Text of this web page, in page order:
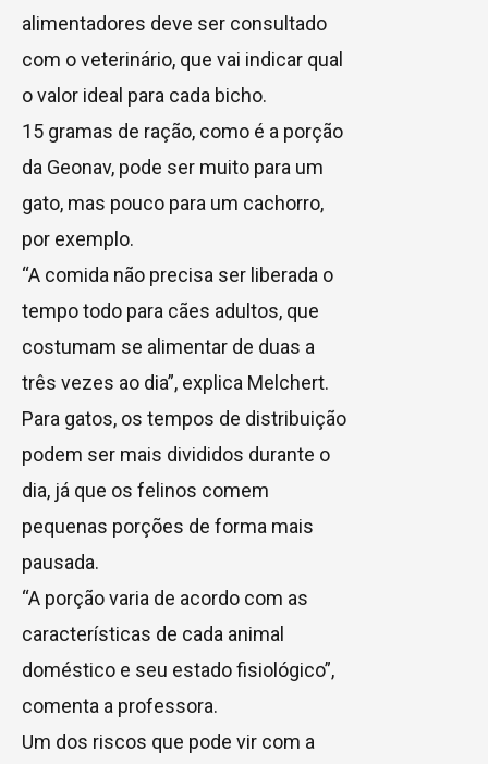
alimentadores deve ser consultado
com o veterinário, que vai indicar qual
o valor ideal para cada bicho.
15 gramas de ração, como é a porção
da Geonav, pode ser muito para um
gato, mas pouco para um cachorro,
por exemplo.
“A comida não precisa ser liberada o
tempo todo para cães adultos, que
costumam se alimentar de duas a
três vezes ao dia”, explica Melchert.
Para gatos, os tempos de distribuição
podem ser mais divididos durante o
dia, já que os felinos comem
pequenas porções de forma mais
pausada.
“A porção varia de acordo com as
características de cada animal
doméstico e seu estado fisiológico”,
comenta a professora.
Um dos riscos que pode vir com a